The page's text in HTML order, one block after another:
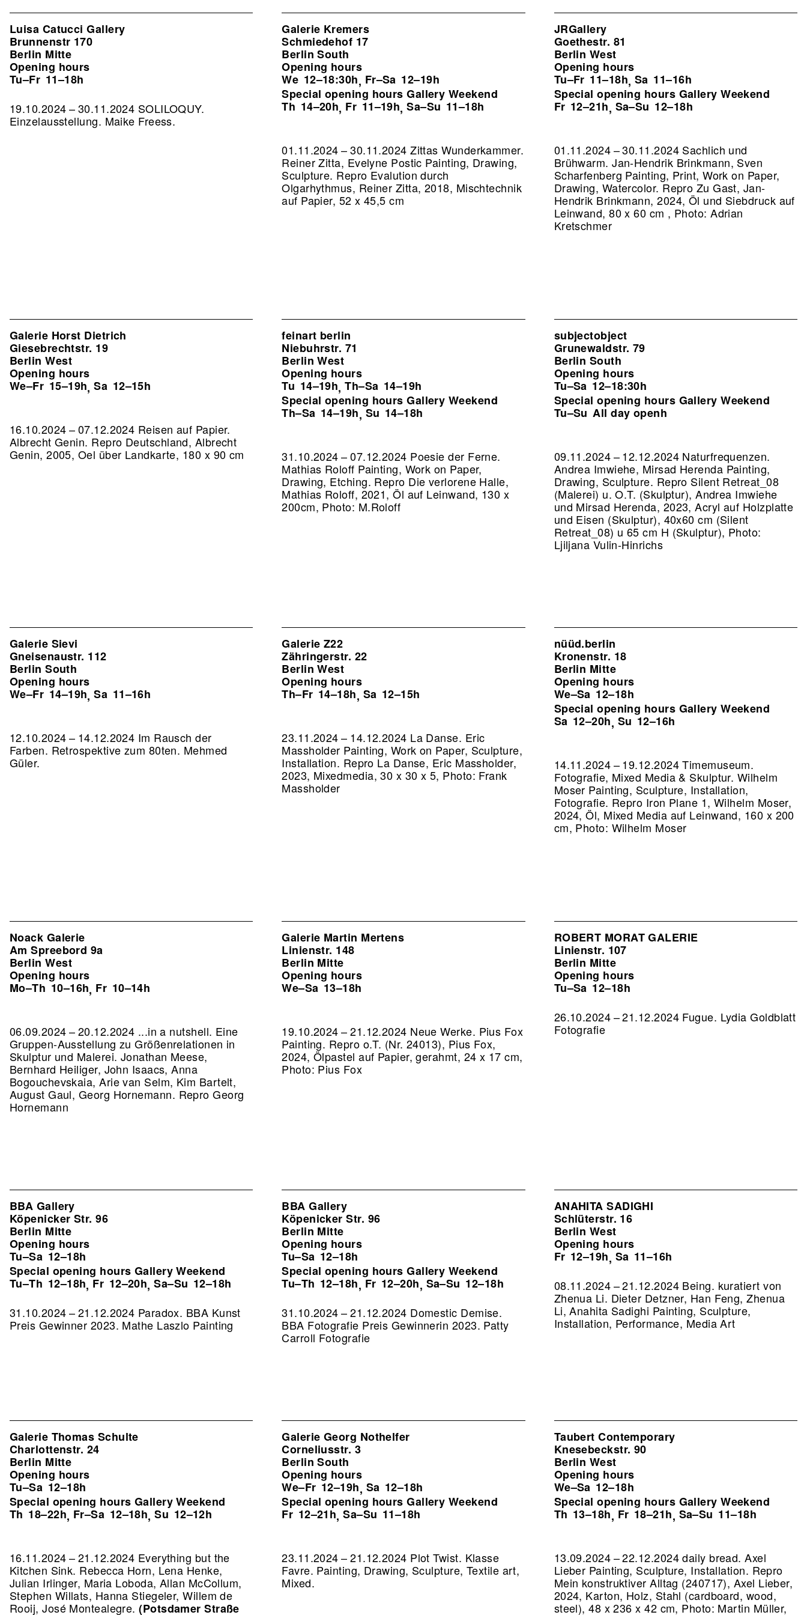
Luisa Catucci Gallery
Brunnenstr 170
Berlin Mitte
Opening hours
Tu–Fr 11–18h
19.10.2024 – 30.11.2024 SOLILOQUY.
Einzelausstellung. Maike Freess.
Galerie Kremers
Schmiedehof 17
Berlin South
Opening hours
We 12–18:30h, Fr–Sa 12–19h
Special opening hours Gallery Weekend
Th 14–20h, Fr 11–19h,Sa–Su 11–18h
01.11.2024 – 30.11.2024 Zittas Wunderkammer.
Reiner Zitta, Evelyne Postic Painting, Drawing,
Sculpture. Repro Evalution durch
Olgarhythmus, Reiner Zitta, 2018, Mischtechnik
auf Papier, 52 x 45,5 cm
JRGallery
Goethestr. 81
Berlin West
Opening hours
Tu–Fr 11–18h, Sa 11–16h
Special opening hours Gallery Weekend
Fr 12–21h, Sa–Su 12–18h
01.11.2024 – 30.11.2024 Sachlich und
Brühwarm. Jan-Hendrik Brinkmann, Sven
Scharfenberg Painting, Print, Work on Paper,
Drawing, Watercolor.Repro Zu Gast, Jan-
Hendrik Brinkmann, 2024, Öl und Siebdruck auf
Leinwand, 80 x 60 cm , Photo: Adrian
Kretschmer
Galerie Horst Dietrich
Giesebrechtstr. 19
Berlin West
Opening hours
We–Fr 15–19h,Sa 12–15h
16.10.2024 – 07.12.2024 Reisen auf Papier.
Albrecht Genin. Repro Deutschland, Albrecht
Genin, 2005, Oel über Landkarte, 180 x 90 cm
feinart berlin
Niebuhrstr. 71
Berlin West
Opening hours
Tu 14–19h,Th–Sa 14–19h
Special opening hours Gallery Weekend
Th–Sa 14–19h, Su 14–18h
31.10.2024 – 07.12.2024 Poesie der Ferne.
Mathias Roloff Painting, Work on Paper,
Drawing, Etching. Repro Die verlorene Halle,
Mathias Roloff, 2021, Öl auf Leinwand, 130 x
200cm, Photo: M.Roloff
subjectobject
Grunewaldstr. 79
Berlin South
Opening hours
Tu–Sa 12–18:30h
Special opening hours Gallery Weekend
Tu–Su All day openh
09.11.2024 – 12.12.2024 Naturfrequenzen.
Andrea Imwiehe, Mirsad Herenda Painting,
Drawing, Sculpture. Repro Silent Retreat_08
(Malerei) u. O.T. (Skulptur), Andrea Imwiehe
und Mirsad Herenda, 2023, Acryl auf Holzplatte
und Eisen (Skulptur), 40x60 cm (Silent
Retreat_08) u 65 cm H (Skulptur), Photo:
Ljiljana Vulin-Hinrichs
Galerie Sievi
Gneisenaustr. 112
Berlin South
Opening hours
We–Fr 14–19h,Sa 11–16h
12.10.2024 – 14.12.2024 Im Rausch der
Farben. Retrospektive zum 80ten. Mehmed
Güler.
Galerie Z22
Zähringerstr. 22
Berlin West
Opening hours
Th–Fr 14–18h, Sa 12–15h
23.11.2024 – 14.12.2024 La Danse. Eric
Massholder Painting, Work on Paper, Sculpture,
Installation. Repro La Danse, Eric Massholder,
2023, Mixedmedia, 30 x 30 x 5, Photo: Frank
Massholder
nüüd.berlin
Kronenstr. 18
Berlin Mitte
Opening hours
We–Sa 12–18h
Special opening hours Gallery Weekend
Sa 12–20h, Su 12–16h
14.11.2024 – 19.12.2024 Timemuseum.
Fotografie, Mixed Media & Skulptur. Wilhelm
Moser Painting, Sculpture, Installation,
Fotografie. Repro Iron Plane 1, Wilhelm Moser,
2024, Öl, Mixed Media auf Leinwand, 160 x 200
cm, Photo: Wilhelm Moser
Noack Galerie
Am Spreebord 9a
Berlin West
Opening hours
Mo–Th 10–16h, Fr 10–14h
06.09.2024 – 20.12.2024 ...in a nutshell. Eine
Gruppen-Ausstellung zu Größenrelationen in
Skulptur und Malerei. Jonathan Meese,
Bernhard Heiliger, John Isaacs, Anna
Bogouchevskaia, Arie van Selm, Kim Bartelt,
August Gaul, Georg Hornemann. Repro Georg
Hornemann
Galerie Martin Mertens
Linienstr. 148
Berlin Mitte
Opening hours
We–Sa 13–18h
19.10.2024 – 21.12.2024 Neue Werke. Pius Fox
Painting. Repro o.T. (Nr. 24013), Pius Fox,
2024, Ölpastel auf Papier, gerahmt, 24 x 17 cm,
Photo: Pius Fox
ROBERT MORAT GALERIE
Linienstr. 107
Berlin Mitte
Opening hours
Tu–Sa 12–18h
26.10.2024 – 21.12.2024 Fugue. Lydia Goldblatt
Fotografie
BBA Gallery
Köpenicker Str. 96
Berlin Mitte
Opening hours
Tu–Sa 12–18h
Special opening hours Gallery Weekend
Tu–Th 12–18h, Fr 12–20h,Sa–Su 12–18h
31.10.2024 – 21.12.2024 Paradox. BBA Kunst
Preis Gewinner 2023. Mathe Laszlo Painting
BBA Gallery
Köpenicker Str. 96
Berlin Mitte
Opening hours
Tu–Sa 12–18h
Special opening hours Gallery Weekend
Tu–Th 12–18h, Fr 12–20h, Sa–Su 12–18h
31.10.2024 – 21.12.2024 Domestic Demise.
BBA Fotografie Preis Gewinnerin 2023. Patty
Carroll Fotografie
ANAHITA SADIGHI
Schlüterstr. 16
Berlin West
Opening hours
Fr 12–19h, Sa 11–16h
08.11.2024 – 21.12.2024 Being. kuratiert von
Zhenua Li. Dieter Detzner, Han Feng, Zhenua
Li, Anahita Sadighi Painting, Sculpture,
Installation, Performance, Media Art
Galerie Thomas Schulte
Charlottenstr. 24
Berlin Mitte
Opening hours
Tu–Sa 12–18h
Special opening hours Gallery Weekend
Th 18–22h, Fr–Sa 12–18h,Su 12–12h
16.11.2024 – 21.12.2024 Everything but the
Kitchen Sink. Rebecca Horn, Lena Henke,
Julian Irlinger, Maria Loboda, Allan McCollum,
Stephen Willats, Hanna Stiegeler, Willem de
Rooij, José Montealegre.(Potsdamer Straße
Galerie Georg Nothelfer
Corneliusstr. 3
Berlin South
Opening hours
We–Fr 12–19h, Sa 12–18h
Special opening hours Gallery Weekend
Fr 12–21h,Sa–Su 11–18h
23.11.2024 – 21.12.2024 Plot Twist. Klasse
Favre. Painting, Drawing, Sculpture, Textile art,
Mixed.
Taubert Contemporary
Knesebeckstr. 90
Berlin West
Opening hours
We–Sa 12–18h
Special opening hours Gallery Weekend
Th 13–18h, Fr 18–21h, Sa–Su 11–18h
13.09.2024 – 22.12.2024 daily bread. Axel
Lieber Painting, Sculpture, Installation. Repro
Mein konstruktiver Alltag (240717), Axel Lieber,
2024, Karton, Holz, Stahl (cardboard, wood,
steel), 48 x 236 x 42 cm, Photo: Martin Müller,